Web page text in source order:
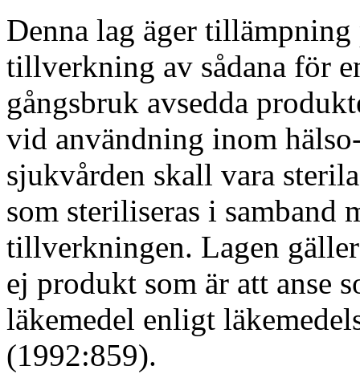
Denna lag äger tillämpning
tillverkning av sådana för
gångsbruk avsedda
vid användning inom
sjukvården skall vara
som steriliseras i samband
tillverkningen. Lagen
ej produkt som är att anse
läkemedel enligt
(1992:859).